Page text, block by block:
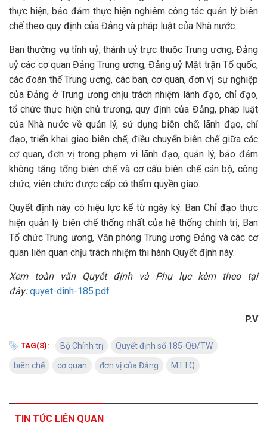
thực hiện, bảo đảm thực hiện nghiêm công tác quản lý biên
chế theo quy định của Đảng và pháp luật của Nhà nước.
Ban thường vụ tỉnh uỷ, thành uỷ trực thuộc Trung ương, Đảng
uỷ các cơ quan Đảng Trung ương, Đảng uỷ Mặt trận Tổ quốc,
các đoàn thể Trung ương, các ban, cơ quan, đơn vị sự nghiệp
của Đảng ở Trung ương chịu trách nhiệm lãnh đạo, chỉ đạo,
tổ chức thực hiện chủ trương, quy định của Đảng, pháp luật
của Nhà nước về quản lý, sử dụng biên chế; lãnh đạo, chỉ
đạo, triển khai giao biên chế; điều chuyển biên chế giữa các
cơ quan, đơn vị trong phạm vi lãnh đạo, quản lý, bảo đảm
không tăng tổng biên chế và cơ cấu biên chế cán bộ, công
chức, viên chức được cấp có thẩm quyền giao.
Quyết định này có hiệu lực kể từ ngày ký. Ban Chỉ đạo thực
hiện quản lý biên chế thống nhất của hệ thống chính trị, Ban
Tổ chức Trung ương, Văn phòng Trung ương Đảng và các cơ
quan liên quan chịu trách nhiệm thi hành Quyết định này.
Xem toàn văn Quyết định và Phụ lục kèm theo tại
đây:quyet-dinh-185.pdf
P.V
TAG(S): Bộ Chính trị Quyết định số 185-QĐ/TW
biên chế cơ quan đơn vị của Đảng MTTQ
TIN TỨC LIÊN QUAN